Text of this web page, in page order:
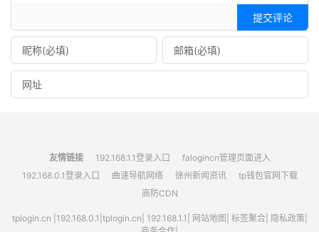
提交评论
友情链接 192.168.1.1登录入口
falogincn管理页面进入
192.168.0.1登录入口
曲速导航网络 徐州新闻资讯
tp钱包官网下载
高防CDN
tplogin.cn 192.168.0.1 tplogin.cn 192.168.1.1 网站地图 标签聚合| 隐私政策